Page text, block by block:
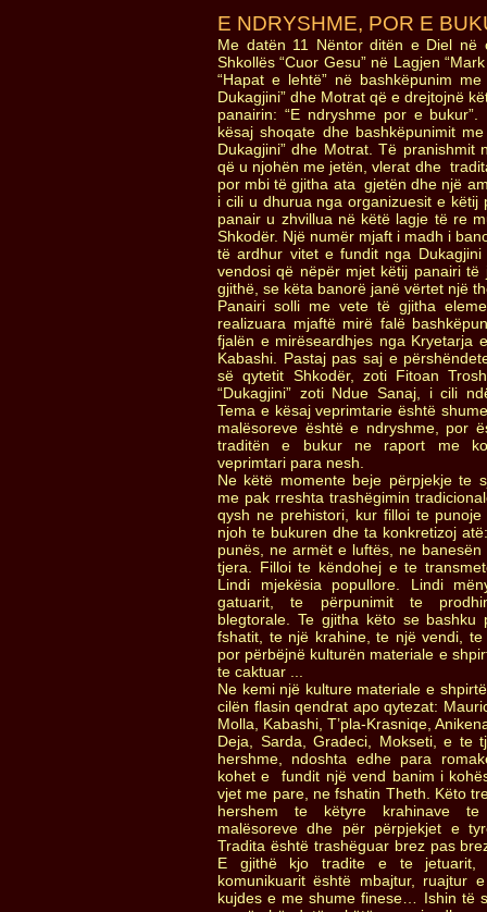
E NDRYSHME, POR E
Me datën 11 Nëntor ditën e Diel në
Shkollës “Cuor Gesu” në Lagjen
“Hapat e lehtë” në bashkëpunim
Dukagjini” dhe Motrat që e drejtojnë
panairin: “E ndryshme por e
kësaj shoqate dhe bashkëpunimit
Dukagjini” dhe Motrat. Të pranishmit
që u njohën me jetën, vlerat dhe
por mbi të gjitha ata gjetën dhe një
i cili u dhurua nga organizuesit e këtij
panair u zhvillua në këtë lagje të re
Shkodër. Një numër mjaft i madh i
të ardhur vitet e fundit nga
vendosi që nëpër mjet këtij panairi
gjithë, se këta banorë janë vërtet një
Panairi solli me vete të gjitha
realizuara mjaftë mirë falë
fjalën e mirëseardhjes nga Kryetarja
Kabashi. Pastaj pas saj e
së qytetit Shkodër, zoti Fitoan
“Dukagjini” zoti Ndue Sanaj, i cili
Tema e kësaj veprimtarie është
malësoreve është e ndryshme, por
traditën e bukur ne raport me
veprimtari para nesh.
Ne këtë momente beje përpjekje te
me pak rreshta trashëgimin
qysh ne prehistori, kur filloi te
njoh te bukuren dhe ta konkretizoj
punës, ne armët e luftës, ne
tjera. Filloi te këndohej e te
Lindi mjekësia popullore. Lindi
gatuarit, te përpunimit te
blegtorale. Te gjitha këto se bashku
fshatit, te një krahine, te një vendi,
por përbëjnë kulturën materiale e
te caktuar ...
Ne kemi një kulture materiale e
cilën flasin qendrat apo qytezat:
Molla, Kabashi, T’pla-Krasniqe,
Deja, Sarda, Gradeci, Mokseti, e te
hershme, ndoshta edhe para
kohet e fundit një vend banim i
vjet me pare, ne fshatin Theth. Këto
hershem te këtyre krahinave
malësoreve dhe për përpjekjet e
Tradita është trashëguar brez pas
E gjithë kjo tradite e te jetuarit,
komunikuarit është mbajtur, ruajtur
kujdes e me shume finese… Ishin të